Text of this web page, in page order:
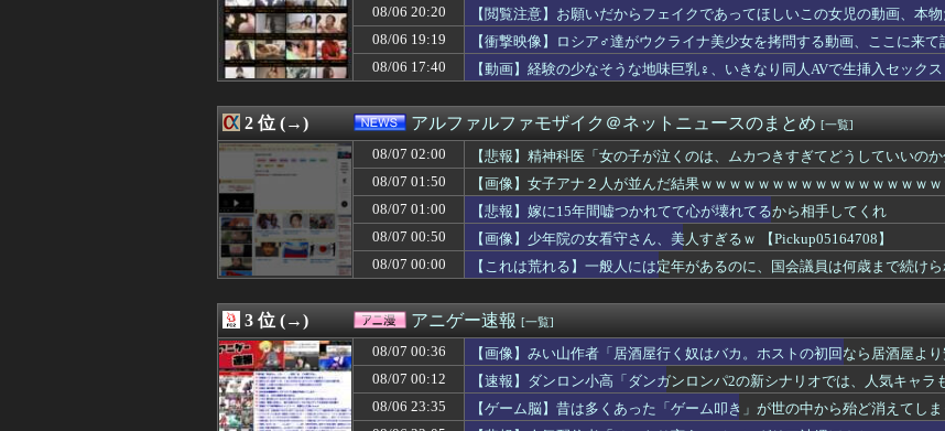
08/07 01:50
【悲報】タクシー運転手、儲かりまくることが判明ｗｗｗｗｗｗｗｗｗｗｗｗｗｗｗｗ
08/07 01:45
【悲報】タクシー運転手、儲かりまくることが判明ｗｗｗｗｗｗｗｗｗｗｗｗｗｗｗｗ
08/07 01:41
女優・南沙良（２４）「私は陰キャ。人と話したくないので家に引きこもってPCでア...
08/07 01:40
今回もパテレの概要欄が凄すぎるｗｗｗ 【乃木坂46】
08/07 01:39
新婦母「せっかく習わせたんだから弾きなさい」新婦「…」→披露宴で繰り広げられた
08/07 01:36
カープ、最下位転落も3位が射程圏内。新井監督「特別な日の試合だったので負けて悔...
08/07 01:34
【動画】さり気なくおっぱい見せる女の子ｗｗｗｗｗｗｗｗｗ
08/07 01:33
【ｼｺ動画】グラマーサイズブラのつけ方を解説する巨乳女さん、エ口過ぎるｗｗｗｗ...
08/07 01:31
【ウマ娘】友人サポカの序盤あるある。「後に回すと逃げ回る」
08/07 01:31
大進連所属の学生8人、在韓米軍平沢基地に無断侵入…米軍により身柄拘束！
08/07 01:31
ワイの妻(35)、町内会の掃除から汗だくで帰宅ｗｗｗｗｗｗ
08/07 01:30
高級豆腐ワイ「150g×2丁で250円か…高いけど美味そうだし一丁買ってみるか...
08/07 01:30
◆プレミア◆冨安健洋 プレミアリーグ・クリスタルパレス入りへ BBCなど複数メ...
08/07 01:30
積水ハウス「地面師に55億円騙し取られた…」ワイ「はえーかわいそう…会社滅茶苦...
08/07 01:30
【サッカー】横浜M“和製フォーデン”三井寺 16歳4カ月5日でJ1開幕史上最年...
08/07 01:29
トメ「里帰りは？実家は？うちに来る？」私「全部気遣ってくれてるのは分かるけど
08/07 01:25
Gカップの現役添乗員、ドスケベDVDで限界露出してしまうwwwww小山玲奈、...
08/07 01:17
常務「結婚はまだか？」私「この待遇でどうやって結婚するんです？」→飲み会で本音
08/07 01:15
父と散歩していたらDQNに絡まれてカツアゲされた。でも父のまさかの行動で立場が...
08/07 01:15
女子っていい匂いするはずなのに、初めてデリ呼んで嬢を嗅いだらwww
08/06 20:20
【閲覧注意】お願いだからフェイクであってほしいこの女児の動画、本
08/06 19:19
【衝撃映像】ロシア♂達がウクライナ美少女を拷問する動画、ここに来て
08/06 17:40
【動画】経験の少なそうな地味巨乳♀、いきなり同人AVで生挿入セック
2 位 (→) アルファルファモザイク＠ネットニュースのまとめ [一覧]
08/07 02:00
【悲報】精神科医「女の子が泣くのは、ムカつきすぎてどうしていいのか
08/07 01:50
【画像】女子アナ２人が並んだ結果ｗｗｗｗｗｗｗｗｗｗｗｗｗｗｗｗ
08/07 01:00
【悲報】嫁に15年間嘘つかれてて心が壊れてるから相手してくれ
08/07 00:50
【画像】少年院の女看守さん、美人すぎるｗ 【Pickup05164708】
08/07 00:00
【これは荒れる】一般人には定年があるのに、国会議員は何歳まで続けら
3 位 (→) アニゲー速報 [一覧]
08/07 00:36
【画像】みい山作者「居酒屋行く奴はバカ。ホストの初回なら居酒屋よ
08/07 00:12
【速報】ダンロン小高「ダンガンロンパ2の新シナリオでは、人気キャラ
08/06 23:35
【ゲーム脳】昔は多くあった「ゲーム叩き」が世の中から殆ど消えてし